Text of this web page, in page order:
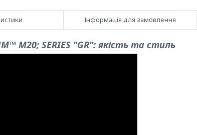
Інформація для замовлення
M20; SERIES "GR": якість та стиль